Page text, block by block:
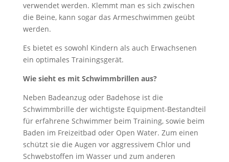
verwendet werden. Klemmt man es sich zwischen
die Beine, kann sogar das Armeschwimmen geübt
werden.
Es bietet es sowohl Kindern als auch Erwachsenen
ein optimales Trainingsgerät.
Wie sieht es mit Schwimmbrillen aus?
Neben Badeanzug oder Badehose ist die
Schwimmbrille der wichtigste Equipment-Bestandteil
für erfahrene Schwimmer beim Training, sowie beim
Baden im Freizeitbad oder Open Water. Zum einen
schützt sie die Augen vor aggressivem Chlor und
Schwebstoffen im Wasser und zum anderen